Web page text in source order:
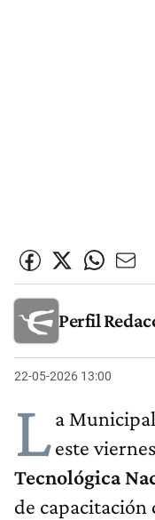
Perfil
22-05-2026 13:00
La
este
Tecnológica
de capacitación